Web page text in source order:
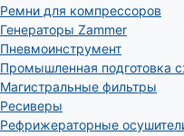
Ремни для компрессоров
Генераторы Zammer
Пневмоинструмент
Промышленная подготовка
Магистральные фильтры
Ресиверы
Рефрижераторные